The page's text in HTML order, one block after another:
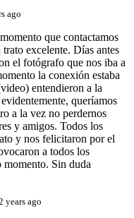
ago
que contactamos
excelente. Días antes
el fotógrafo que nos iba a
la conexión estaba
entendieron a la
queríamos
a la vez no perdernos
y amigos. Todos los
y nos felicitaron por el
a todos los
momento. Sin duda
years ago